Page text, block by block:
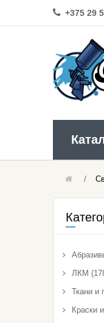
+375 29
ЛКМ
Ткани и
Краски